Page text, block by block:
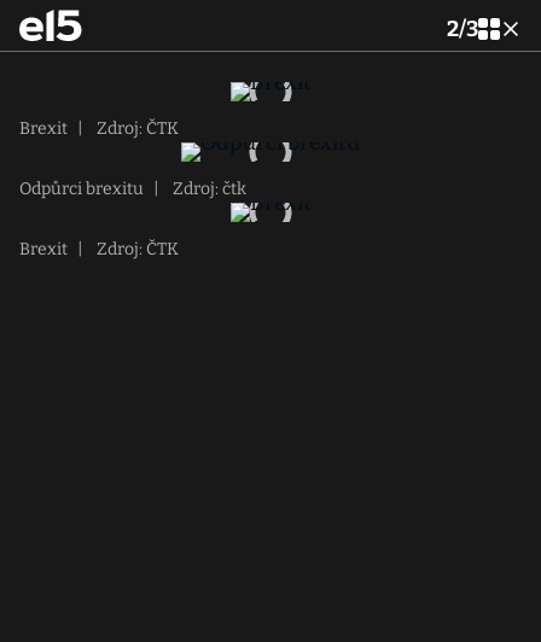
2/3
Brexit Zdroj: ČTK
Odpůrci brexitu Zdroj: čtk
Brexit Zdroj: ČTK